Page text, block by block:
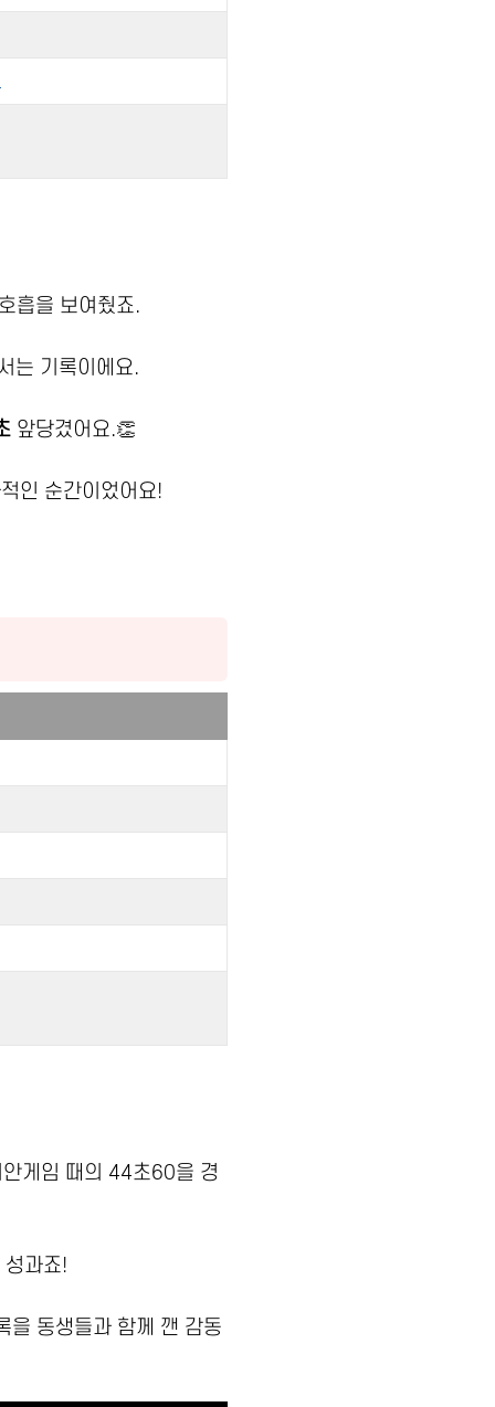
흡을 보여줬죠.
는 기록이에요.
앞당겼어요.👏
인 순간이었어요!
게임 때의 44초60을 경
과죠!
을 동생들과 함께 깬 감동